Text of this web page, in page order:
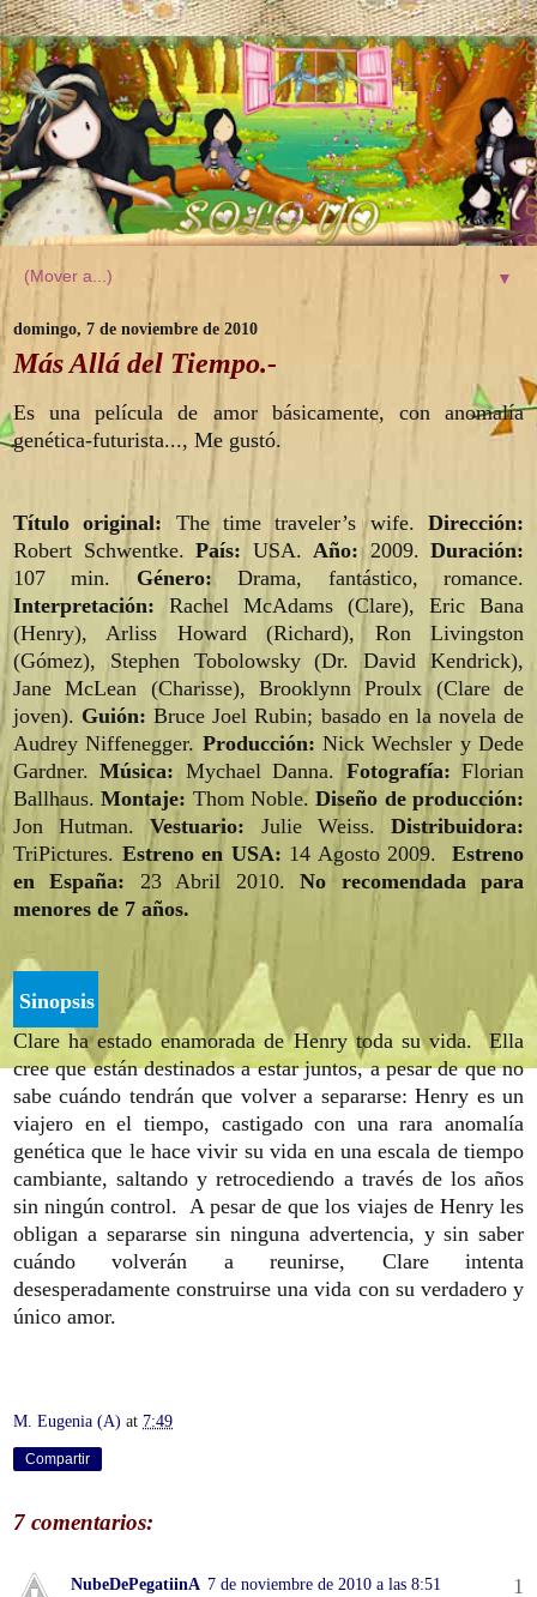
▼
domingo, 7 de noviembre de 2010
Más Allá del Tiempo.-
Es una película de amor básicamente, con anomalía
genética-futurista..., Me gustó.
Título original: The time traveler’s wife.Dirección:
Robert Schwentke. País: USA. Año: 2009. Duración:
107 min. Género:Drama, fantástico, romance.
Interpretación: Rachel McAdams (Clare), Eric Bana
(Henry), Arliss Howard (Richard), Ron Livingston
(Gómez), Stephen Tobolowsky (Dr. David Kendrick),
Jane McLean (Charisse), Brooklynn Proulx (Clare de
joven). Guión: Bruce Joel Rubin; basado en la novela de
Audrey Niffenegger. Producción: Nick Wechsler y Dede
Gardner.Música: Mychael Danna. Fotografía: Florian
Ballhaus.Montaje: Thom Noble.Diseño de producción:
Jon Hutman.Vestuario: Julie Weiss.Distribuidora:
TriPictures. Estreno en USA: 14 Agosto 2009. Estreno
en España: 23 Abril 2010.No recomendada para
menores de 7 años.
Sinopsis
Clare ha estado enamorada de Henry toda su vida. Ella
cree que están destinados a estar juntos, a pesar de que no
sabe cuándo tendrán que volver a separarse: Henry es un
viajero en el tiempo, castigado con una rara anomalía
genética que le hace vivir su vida en una escala de tiempo
cambiante, saltando y retrocediendo a través de los años
sin ningún control. A pesar de que los viajes de Henry les
obligan a separarse sin ninguna advertencia, y sin saber
cuándo volverán a reunirse, Clare intenta
desesperadamente construirse una vida con su verdadero y
único amor.
M. Eugenia (A) at 7:49
Compartir
7 comentarios:
NubeDePegatiinA 7 de noviembre de 2010 a las 8:51